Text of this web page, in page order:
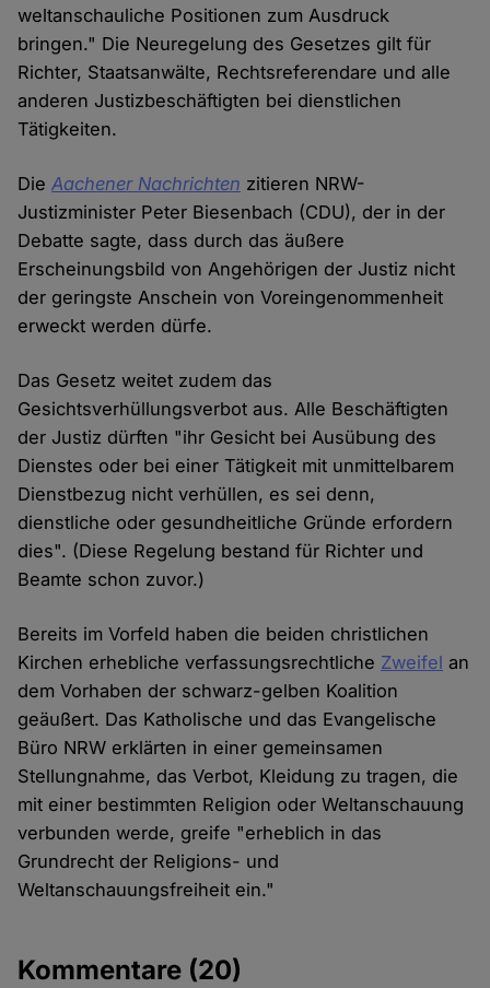
weltanschauliche Positionen zum Ausdruck
bringen." Die Neuregelung des Gesetzes gilt für
Richter, Staatsanwälte, Rechtsreferendare und alle
anderen Justizbeschäftigten bei dienstlichen
Tätigkeiten.
DieAachener Nachrichten zitieren NRW-
Justizminister Peter Biesenbach (CDU), der in der
Debatte sagte, dass durch das äußere
Erscheinungsbild von Angehörigen der Justiz nicht
der geringste Anschein von Voreingenommenheit
erweckt werden dürfe.
Das Gesetz weitet zudem das
Gesichtsverhüllungsverbot aus. Alle Beschäftigten
der Justiz dürften "ihr Gesicht bei Ausübung des
Dienstes oder bei einer Tätigkeit mit unmittelbarem
Dienstbezug nicht verhüllen, es sei denn,
dienstliche oder gesundheitliche Gründe erfordern
dies". (Diese Regelung bestand für Richter und
Beamte schon zuvor.)
Bereits im Vorfeld haben die beiden christlichen
Kirchen erhebliche verfassungsrechtliche Zweifel an
dem Vorhaben der schwarz-gelben Koalition
geäußert. Das Katholische und das Evangelische
Büro NRW erklärten in einer gemeinsamen
Stellungnahme, das Verbot, Kleidung zu tragen, die
mit einer bestimmten Religion oder Weltanschauung
verbunden werde, greife "erheblich in das
Grundrecht der Religions- und
Weltanschauungsfreiheit ein."
Kommentare (20)